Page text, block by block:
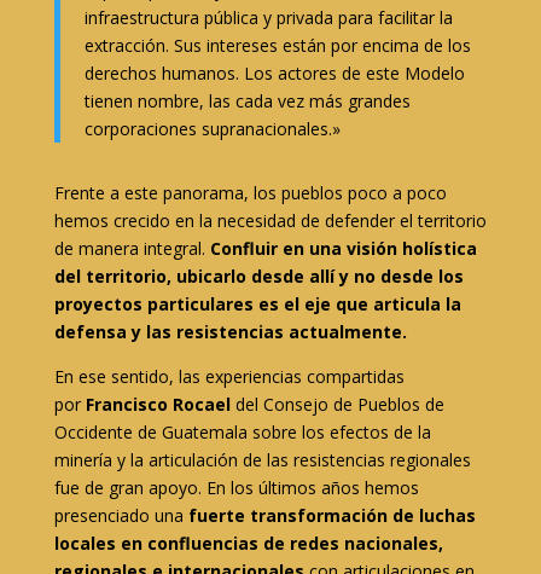
infraestructura pública y privada para facilitar la
extracción. Sus intereses están por encima de los
derechos humanos. Los actores de este Modelo
tienen nombre, las cada vez más grandes
corporaciones supranacionales.»
Frente a este panorama, los pueblos poco a poco
hemos crecido en la necesidad de defender el territorio
de manera integral. Confluir en una visión holística
del territorio, ubicarlo desde allí y no desde los
proyectos particulares es el eje que articula la
defensa y las resistencias actualmente.
En ese sentido, las experiencias compartidas
porFrancisco Rocaeldel Consejo de Pueblos de
Occidente de Guatemala sobre los efectos de la
minería y la articulación de las resistencias regionales
fue de gran apoyo. En los últimos años hemos
presenciado una fuerte transformación de luchas
locales en confluencias de redes nacionales,